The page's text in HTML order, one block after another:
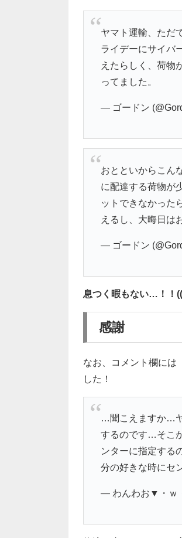
ヤマト運輸、ただ
ライデーにサイバ
えたらしく、荷物
ってました。
— ゴードン
おとといからこん
に配達する荷物が
ットできなかった
えるし、大晦日は
— ゴードン
息つく暇もない…！！
感謝
なお、コメント欄には
した！
…聞こえますか…
するのです…そこ
ンターに指定す
分の好きな時にセ
— わんわお▼・ｗ